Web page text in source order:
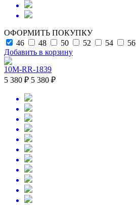
ОФОРМИТЬ ПОКУПКУ
46
48 50 52 54 56
Добавить в корзину
10M-RR-1839
5 380 ₽ 5 380 ₽